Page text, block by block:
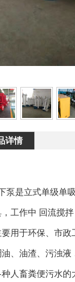
详情
泵是立式单级单
工作中 回流搅
于环保、市政工
、油渣、污浊
种人畜粪便污水